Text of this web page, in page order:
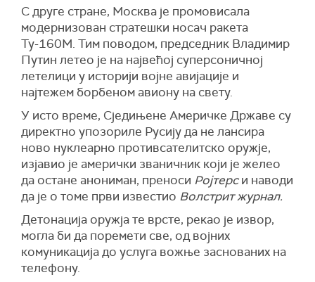
(Танјуг)
С друге стране, Москва је промовисала
модернизован стратешки носач ракета
Ту-160М. Тим поводом, председник Владимир
Путин летео је на највећој суперсоничној
летелици у историји војне авијације и
најтежем борбеном авиону на свету.
У исто време, Сједињене Aмеричке Државе су
директно упозориле Русију да не лансира
ново нуклеарно противсателитско оружје,
изјавио је амерички званичник који је желео
да остане анониман, преноси Ројтерси наводи
да је о томе први известио Волстрит журнал.
Детонација оружја те врсте, рекао је извор,
могла би да поремети све, од војних
комуникација до услуга вожње заснованих на
телефону.